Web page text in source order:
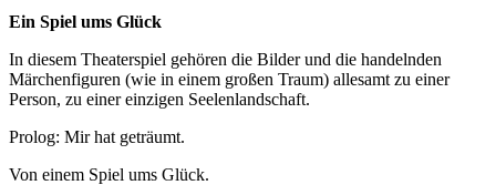
Ein Spiel ums Glück
In diesem Theaterspiel gehören die Bilder und die handelnden
Märchenfiguren (wie in einem großen Traum) allesamt zu einer
Person, zu einer einzigen Seelenlandschaft.
Prolog: Mir hat geträumt.
Von einem Spiel ums Glück.